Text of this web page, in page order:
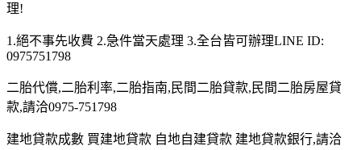
理!
1.絕不事先收費 2.急件當天處理 3.全台皆可辦理LINE ID:
0975751798
二胎代償,二胎利率,二胎指南,民間二胎貸款,民間二胎房屋貸
款,請洽0975-751798
建地貸款成數 買建地貸款 自地自建貸款 建地貸款銀行,請洽